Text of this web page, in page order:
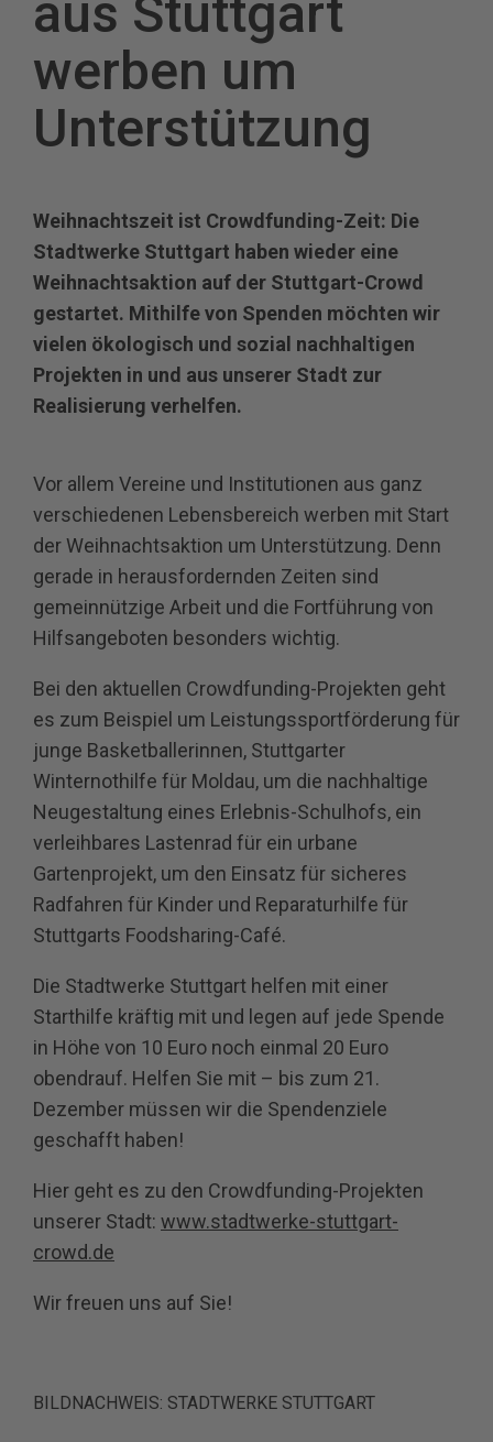
aus Stuttgart
werben um
Unterstützung
Weihnachtszeit ist Crowdfunding-Zeit: Die
Stadtwerke Stuttgart haben wieder eine
Weihnachtsaktion auf der Stuttgart-Crowd
gestartet. Mithilfe von Spenden möchten wir
vielen ökologisch und sozial nachhaltigen
Projekten in und aus unserer Stadt zur
Realisierung verhelfen.
Vor allem Vereine und Institutionen aus ganz
verschiedenen Lebensbereich werben mit Start
der Weihnachtsaktion um Unterstützung. Denn
gerade in herausfordernden Zeiten sind
gemeinnützige Arbeit und die Fortführung von
Hilfsangeboten besonders wichtig.
Bei den aktuellen Crowdfunding-Projekten geht
es zum Beispiel um Leistungssportförderung für
junge Basketballerinnen, Stuttgarter
Winternothilfe für Moldau, um die nachhaltige
Neugestaltung eines Erlebnis-Schulhofs, ein
verleihbares Lastenrad für ein urbane
Gartenprojekt, um den Einsatz für sicheres
Radfahren für Kinder und Reparaturhilfe für
Stuttgarts Foodsharing-Café.
Die Stadtwerke Stuttgart helfen mit einer
Starthilfe kräftig mit und legen auf jede Spende
in Höhe von 10 Euro noch einmal 20 Euro
obendrauf. Helfen Sie mit – bis zum 21.
Dezember müssen wir die Spendenziele
geschafft haben!
Hier geht es zu den Crowdfunding-Projekten
unserer Stadt: www.stadtwerke-stuttgart-
crowd.de
Wir freuen uns auf Sie!
BILDNACHWEIS: STADTWERKE STUTTGART